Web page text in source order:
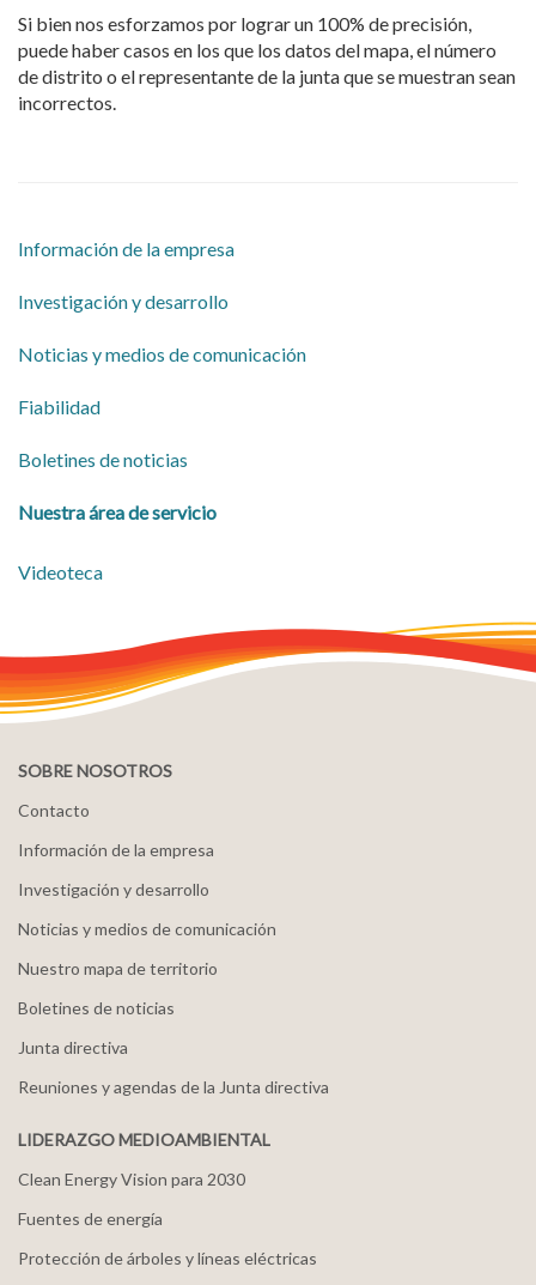
Si bien nos esforzamos por lograr un 100% de precisión,
puede haber casos en los que los datos del mapa, el número
de distrito o el representante de la junta que se muestran sean
incorrectos.
Información de la empresa
​Investigación y desarrollo
​Noticias y medios de comunicación
Fiabilidad
Boletines de noticias
Nuestra área de servicio
Videoteca
SOBRE NOSOTROS
Contacto
Información de la empresa
Investigación y desarrollo
Noticias y medios de comunicación
Nuestro mapa de territorio
Boletines de noticias
Junta directiva
Reuniones y agendas de la Junta directiva
LIDERAZGO MEDIOAMBIENTAL
Clean Energy Vision para 2030
Fuentes de energía
Protección de árboles y líneas eléctricas